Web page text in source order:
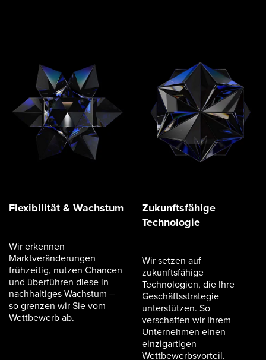
Flexibilität & Wachstum
Wir erkennen
Marktveränderungen
frühzeitig, nutzen Chancen
und überführen diese in
nachhaltiges Wachstum –
so grenzen wir Sie vom
Wettbewerb ab.
Zukunftsfähige
Technologie
Wir setzen auf
zukunftsfähige
Technologien, die Ihre
Geschäftsstrategie
unterstützen. So
verschaffen wir Ihrem
Unternehmen einen
einzigartigen
Wettbewerbsvorteil.